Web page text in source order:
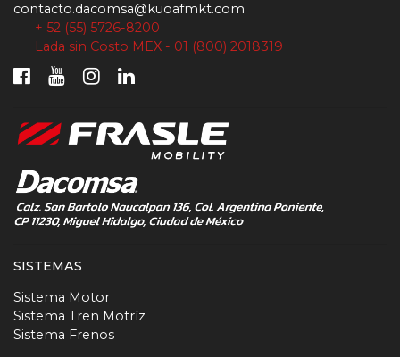
contacto.dacomsa@kuoafmkt.com
+ 52 (55) 5726-8200
Lada sin Costo MEX - 01 (800) 2018319
SISTEMAS
Sistema Motor
Sistema Tren Motríz
Sistema Frenos